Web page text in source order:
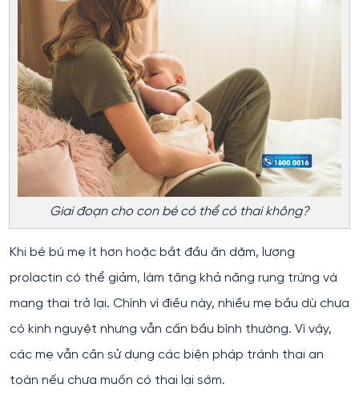
Giai đoạn cho con bé có thể có thai không?
Khi bé bú mẹ ít hơn hoặc bắt đầu ăn dặm, lượng
prolactin có thể giảm, làm tăng khả năng rụng trứng và
mang thai trở lại. Chính vì điều này, nhiều mẹ bầu dù chưa
có kinh nguyệt nhưng vẫn cấn bầu bình thường. Vì vậy,
các mẹ vẫn cần sử dụng các biện pháp tránh thai an
toàn nếu chưa muốn có thai lại sớm.